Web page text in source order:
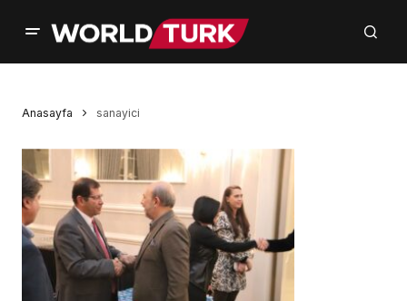
Anasayfa sanayici